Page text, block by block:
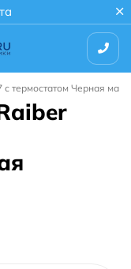
термостатом Черная